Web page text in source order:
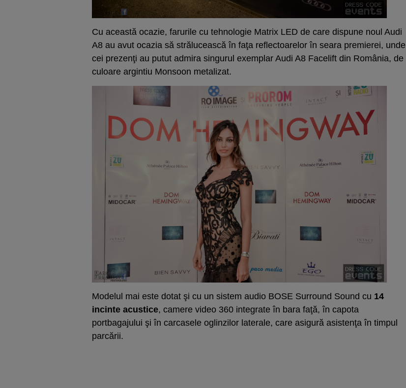
Cu această ocazie, farurile cu tehnologie Matrix LED de care dispune noul Audi
A8 au avut ocazia să strălucească în faţa reflectoarelor în seara premierei, unde
cei prezenţi au putut admira singurul exemplar Audi A8 Facelift din România, de
culoare argintiu Monsoon metalizat.
Modelul mai este dotat şi cu un sistem audio BOSE Surround Sound cu 14
incinte acustice, camere video 360 integrate în bara faţă, în capota
portbagajului şi în carcasele oglinzilor laterale, care asigură asistenţa în timpul
parcării.